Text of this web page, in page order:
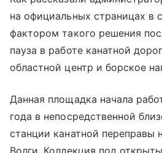
на официальных страницах в
фактором такого решения
пауза в работе канатной
областной центр и борское
Данная площадка начала
года в непосредственной
станции канатной переправы
Волги. Коллекция под